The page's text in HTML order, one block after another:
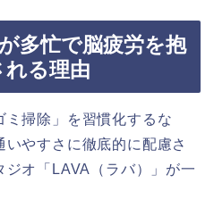
多忙で脳疲労を抱
れる理由
掃除」を習慣化するな
やすさに徹底的に配慮さ
オ「LAVA（ラバ）」が一